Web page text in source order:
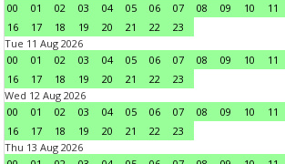
00
01 02 03 04 05 06 07 08 09 10 11
16
17 18 19 20 21 22
23
Tue 11 Aug 2026
00
01 02 03 04 05 06 07 08 09 10 11
16
17 18 19 20 21 22
23
Wed 12 Aug 2026
00
01 02 03 04 05 06 07 08 09 10 11
16
17 18 19 20 21 22
23
Thu 13 Aug 2026